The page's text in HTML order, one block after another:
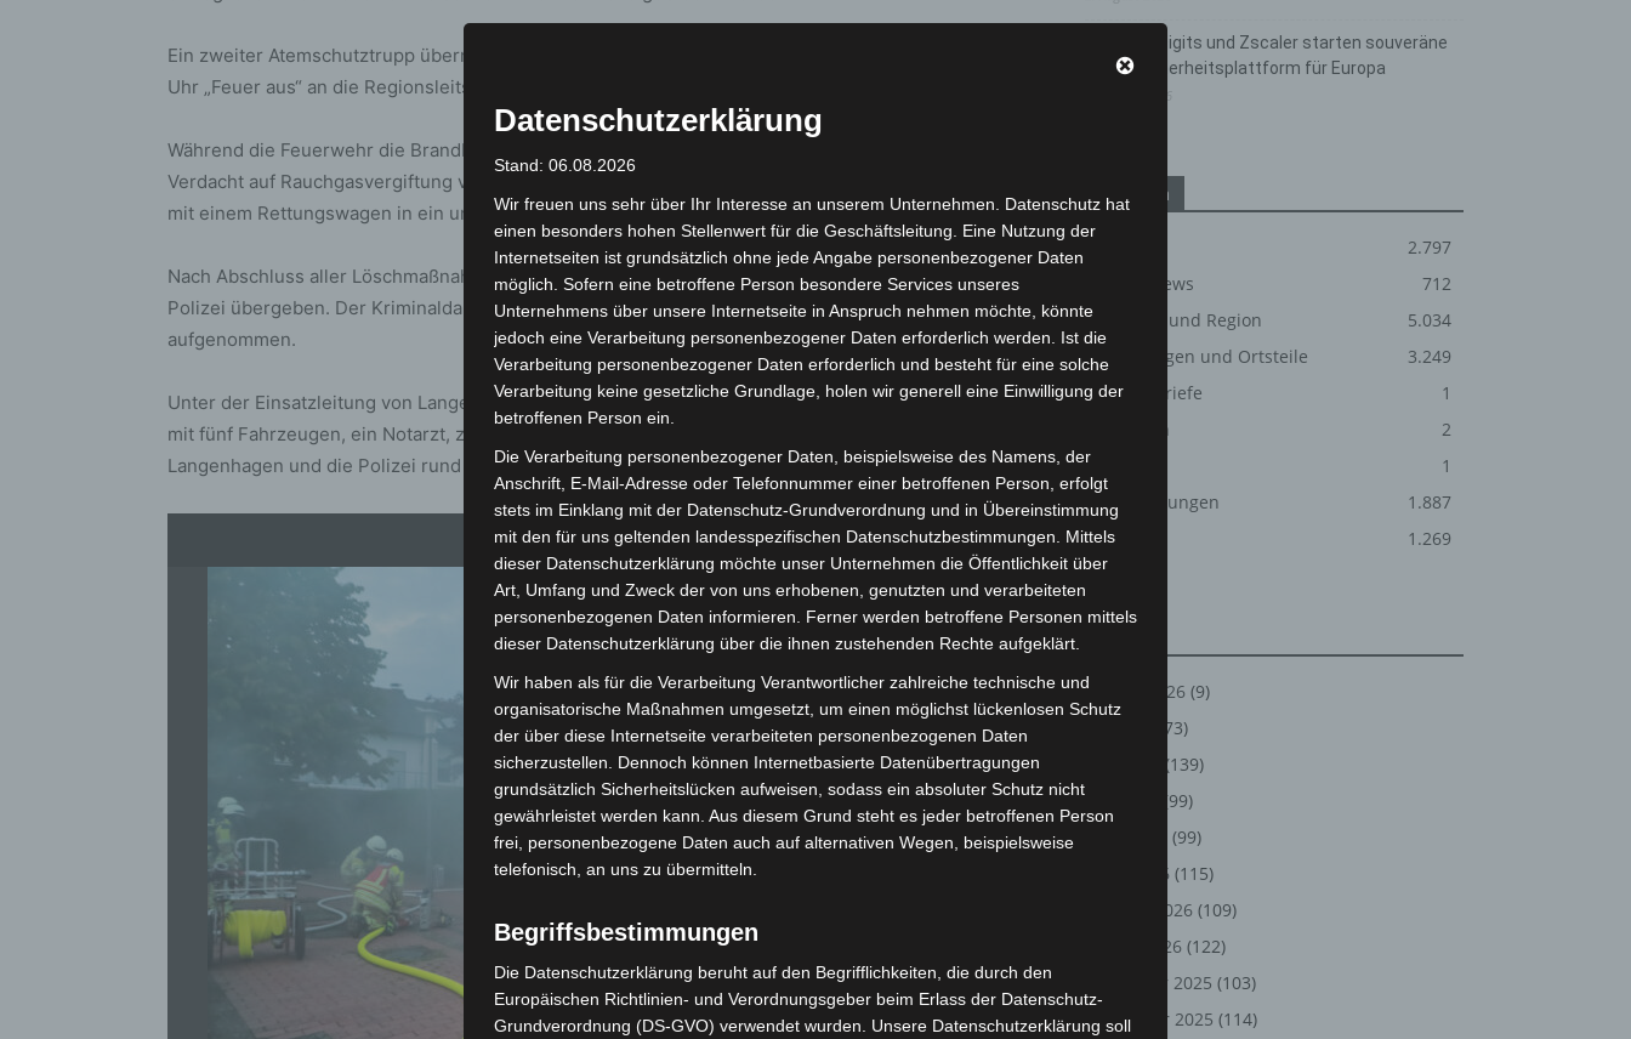
Ein zweiter Atemschutztrupp übernahm anschließend die Nachlöscharbeiten, sodass um 22:30
Uhr „Feuer aus“ an die Regionsleitstelle in Hannover gemeldet werden konnte.
Während die Feuerwehr die Brandbekämpfung durchführte, wurden fünf Personen mit dem
Verdacht auf Rauchgasvergiftung vom Rettungsdienst versorgt. Eine Person musste leicht verletzt
mit einem Rettungswagen in ein umliegendes Krankenhaus transportiert werden.
Nach Abschluss aller Löschmaßnahmen wurde das Gebäude belüftet und die Einsatzstelle der
Polizei übergeben. Der Kriminaldauerdienst hat die Ermittlungen zur Brandursache
aufgenommen.
Unter der Einsatzleitung von Langenhagens Zugführer Karsten Patz waren 26 Feuerwehrkräfte
mit fünf Fahrzeugen, ein Notarzt, zwei Rettungswagen, der Fachberater Sanität der Johanniter
Langenhagen und die Polizei rund 1,5 Stunden im Einsatz.
1von 8
Schwarz Digits und Zscaler starten souveräne
Cloud-Sicherheitsplattform für Europa
Kategorien
2.797
Corona-News
712
Hannover und Region
5.034
Langenhagen und Ortsteile
3.249
Leserbriefe
1
Menschen
2
Über uns
1
Veranstaltungen
1.887
Welt
1.269
August 2026 (9)
(73)
(139)
(99)
(99)
März 2026 (115)
Februar 2026 (109)
Januar 2026 (122)
Dezember 2025 (103)
November 2025 (114)
Datenschutzerklärung
Stand: 06.08.2026
Wir freuen uns sehr über Ihr Interesse an unserem Unternehmen. Datenschutz hat
einen besonders hohen Stellenwert für die Geschäftsleitung. Eine Nutzung der
Internetseiten ist grundsätzlich ohne jede Angabe personenbezogener Daten
möglich. Sofern eine betroffene Person besondere Services unseres
Unternehmens über unsere Internetseite in Anspruch nehmen möchte, könnte
jedoch eine Verarbeitung personenbezogener Daten erforderlich werden. Ist die
Verarbeitung personenbezogener Daten erforderlich und besteht für eine solche
Verarbeitung keine gesetzliche Grundlage, holen wir generell eine Einwilligung der
betroffenen Person ein.
Die Verarbeitung personenbezogener Daten, beispielsweise des Namens, der
Anschrift, E-Mail-Adresse oder Telefonnummer einer betroffenen Person, erfolgt
stets im Einklang mit der Datenschutz-Grundverordnung und in Übereinstimmung
mit den für uns geltenden landesspezifischen Datenschutzbestimmungen. Mittels
dieser Datenschutzerklärung möchte unser Unternehmen die Öffentlichkeit über
Art, Umfang und Zweck der von uns erhobenen, genutzten und verarbeiteten
personenbezogenen Daten informieren. Ferner werden betroffene Personen mittels
dieser Datenschutzerklärung über die ihnen zustehenden Rechte aufgeklärt.
Wir haben als für die Verarbeitung Verantwortlicher zahlreiche technische und
organisatorische Maßnahmen umgesetzt, um einen möglichst lückenlosen Schutz
der über diese Internetseite verarbeiteten personenbezogenen Daten
sicherzustellen. Dennoch können Internetbasierte Datenübertragungen
grundsätzlich Sicherheitslücken aufweisen, sodass ein absoluter Schutz nicht
gewährleistet werden kann. Aus diesem Grund steht es jeder betroffenen Person
frei, personenbezogene Daten auch auf alternativen Wegen, beispielsweise
telefonisch, an uns zu übermitteln.
Begriffsbestimmungen
Die Datenschutzerklärung beruht auf den Begrifflichkeiten, die durch den
Europäischen Richtlinien- und Verordnungsgeber beim Erlass der Datenschutz-
Grundverordnung (DS-GVO) verwendet wurden. Unsere Datenschutzerklärung soll